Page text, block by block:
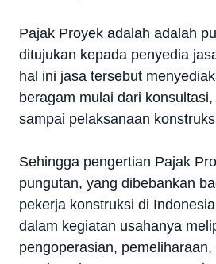
Pajak Proyek adalah adalah
ditujukan kepada penyedia
hal ini jasa tersebut
beragam mulai dari
sampai pelaksanaan
Sehingga pengertian Pajak
pungutan, yang dibebankan
pekerja konstruksi di
dalam kegiatan usahanya
pengoperasian,